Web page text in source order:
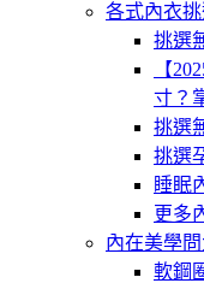
各式內衣
挑選
【
寸？
挑選
挑選
睡眠
更多
內在美學
軟鋼